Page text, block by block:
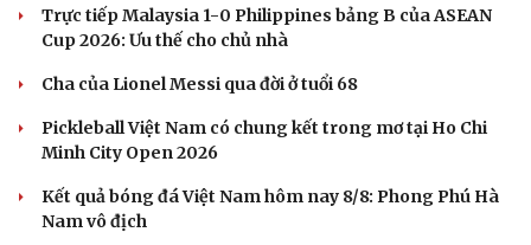
Trực tiếp Malaysia 1-0 Philippines bảng B của ASEAN
Cup 2026: Ưu thế cho chủ nhà
Cha của Lionel Messi qua đời ở tuổi 68
Pickleball Việt Nam có chung kết trong mơ tại Ho Chi
Minh City Open 2026
Kết quả bóng đá Việt Nam hôm nay 8/8: Phong Phú Hà
Nam vô địch